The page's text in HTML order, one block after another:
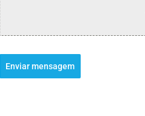
Enviar mensagem